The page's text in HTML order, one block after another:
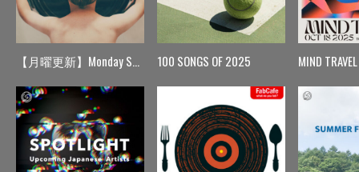
【月曜更新】Monday Spin 100 SONGS OF 2025 MIND TRAVEL